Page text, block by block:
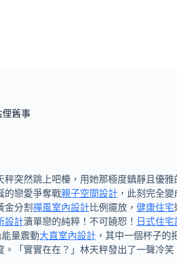
俚舊事
突然跳上吧檯，用她那極度鎮靜且優雅
的戀愛爭奪戰親子空間設計 ，此刻完全
金分割 禪風室內設計比例擺放， 健康住宅
設計瀆單戀的純粹！不可饒恕！ 日式住宅
能量震動大直室內設計 ，其中一個杯子的
「實實在在？」林天秤發出了一聲冷